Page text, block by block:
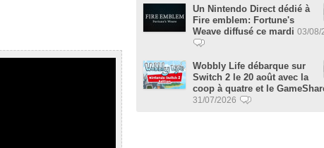
Un Nintendo Direct dédié à
Fire emblem: Fortune's
Weave diffusé ce mardi 03/08/
Wobbly Life débarque sur
Switch 2 le 20 août avec la
coop à quatre et le
31/07/2026